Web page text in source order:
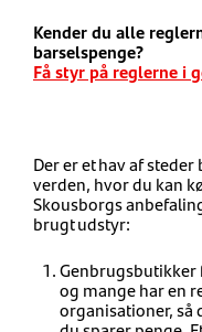
Kender du alle
barselspenge?
Få styr på reglerne i
Der er et hav af
verden, hvor du kan
Skousborgs
brugt udstyr:
Genbrugsbutikker
og mange har en
organisationer,